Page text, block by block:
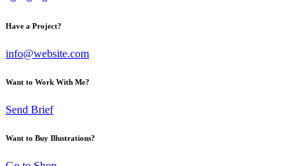
Have a Project?
info@website.com
Want to Work With Me?
Send Brief
Want to Buy Illustrations?